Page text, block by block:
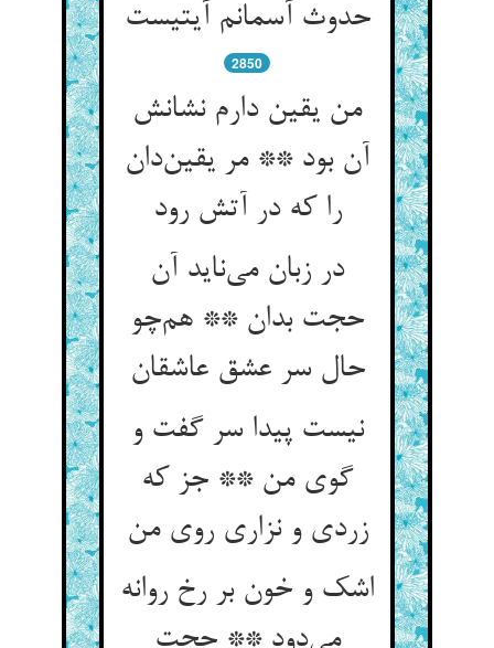
حدوث آسمانم آیتیست
2850
من یقین دارم نشانش
آن بود ** مر یقین‌دان
را که در آتش رود
در زبان می‌ناید آن
حجت بدان ** هم‌چو
حال سر عشق عاشقان
نیست پیدا سر گفت و
گوی من ** جز که
زردی و نزاری روی من
اشک و خون بر رخ روانه
می‌دود ** حجت